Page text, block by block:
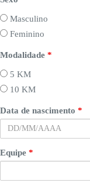
Masculino
Feminino
Modalidade *
5 KM
10 KM
Data de nascimento *
Equipe *